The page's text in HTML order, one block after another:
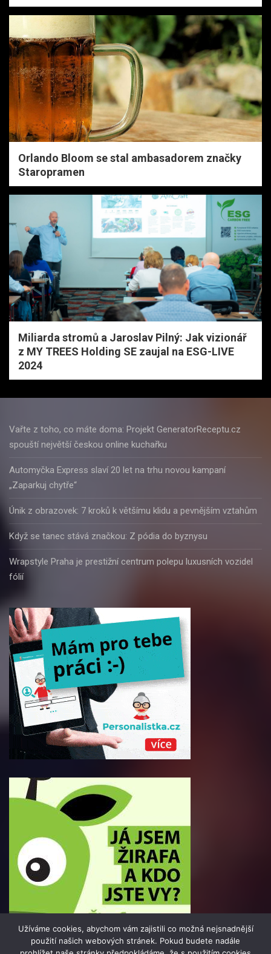
Orlando Bloom se stal ambasadorem značky
Staropramen
Miliarda stromů a Jaroslav Pilný: Jak vizionář
z MY TREES Holding SE zaujal na ESG-LIVE
2024
Vařte z toho, co máte doma: Projekt GeneratorReceptu.cz
spouští největší českou online kuchařku
Automyčka Express slaví 20 let na trhu novou kampaní
„Zaparkuj chytře“
Únik z obrazovek: 7 kroků k většímu klidu a pevnějším vztahům
Když se tanec stává značkou: Z pódia do byznysu
Wrapstyle Praha je prestižní centrum polepu luxusních vozidel
fólií
Užíváme cookies, abychom vám zajistili co možná nejsnadnější
použití našich webových stránek. Pokud budete nadále